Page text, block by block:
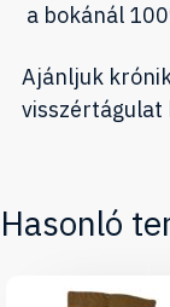
a bokánál
Ajánljuk
visszértágulat
Hasonló